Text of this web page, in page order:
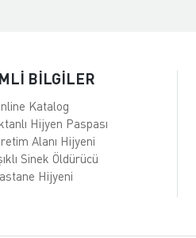
BİLGİLER
Katalog
Hijyen Paspası
Alanı Hijyeni
Sinek Öldürücü
Hijyeni